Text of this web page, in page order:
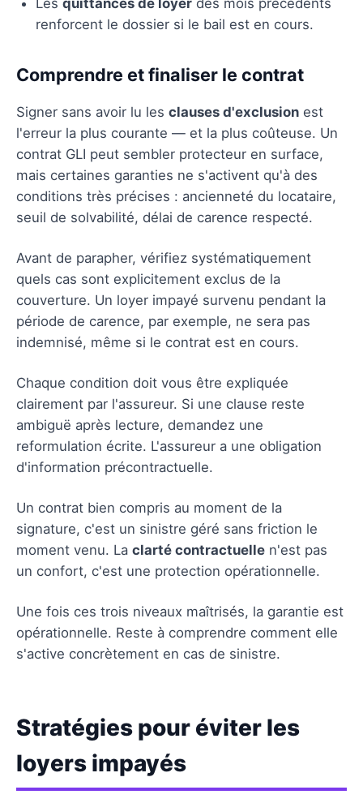
renforcent le dossier si le bail est en cours.
Comprendre et finaliser le contrat
Signer sans avoir lu les clauses d'exclusion est
l'erreur la plus courante — et la plus coûteuse. Un
contrat GLI peut sembler protecteur en surface,
mais certaines garanties ne s'activent qu'à des
conditions très précises : ancienneté du locataire,
seuil de solvabilité, délai de carence respecté.
Avant de parapher, vérifiez systématiquement
quels cas sont explicitement exclus de la
couverture. Un loyer impayé survenu pendant la
période de carence, par exemple, ne sera pas
indemnisé, même si le contrat est en cours.
Chaque condition doit vous être expliquée
clairement par l'assureur. Si une clause reste
ambiguë après lecture, demandez une
reformulation écrite. L'assureur a une obligation
d'information précontractuelle.
Un contrat bien compris au moment de la
signature, c'est un sinistre géré sans friction le
moment venu. La clarté contractuelle n'est pas
un confort, c'est une protection opérationnelle.
Une fois ces trois niveaux maîtrisés, la garantie est
opérationnelle. Reste à comprendre comment elle
s'active concrètement en cas de sinistre.
Stratégies pour éviter les
loyers impayés